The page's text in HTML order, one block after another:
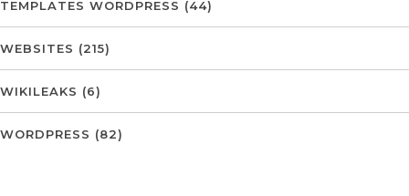
TEMPLATES WORDPRESS (44)
WEBSITES (215)
WIKILEAKS (6)
WORDPRESS (82)